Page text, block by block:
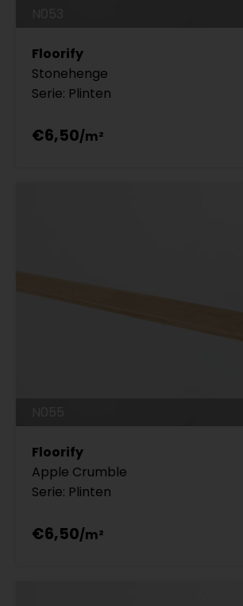
Floorify
Stonehenge
Serie: Plinten
€6,50
Floorify
Apple Crumble
Serie: Plinten
€6,50